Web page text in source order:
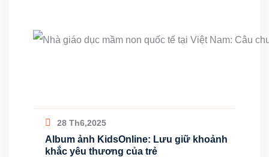
28 Th6,2025
Album ảnh KidsOnline: Lưu giữ khoảnh
khắc yêu thương của trẻ